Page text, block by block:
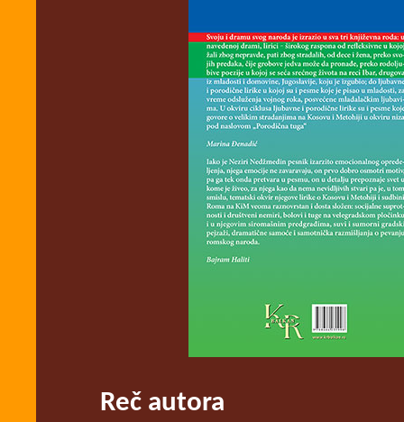
Reč autora